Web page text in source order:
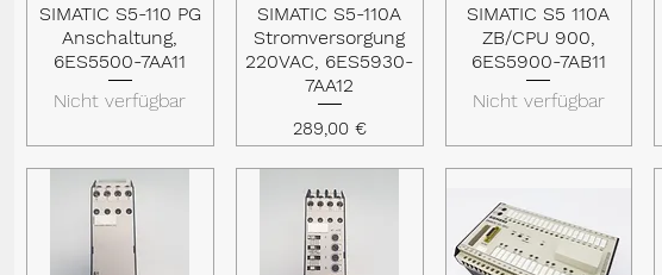
Schnellansicht
SIMATIC S5-110 PG
Anschaltung,
6ES5500-7AA11
Nicht verfügbar
Schnellansicht
SIMATIC S5-110A
Stromversorgung
220VAC, 6ES5930-
7AA12
Preis
289,00 €
Schnellansicht
SIMATIC S5 110A
ZB/CPU 900,
6ES5900-7AB11
Nicht verfügbar